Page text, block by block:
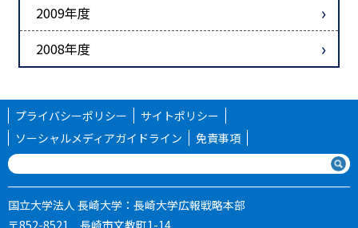
2009年度
2008年度
プライバシーポリシー
サイトポリシー
ソーシャルメディアガイドライン
免責事項
国立大学法人 長崎大学：長崎大学広報戦略本部
〒852-8521 長崎市文教町1-14